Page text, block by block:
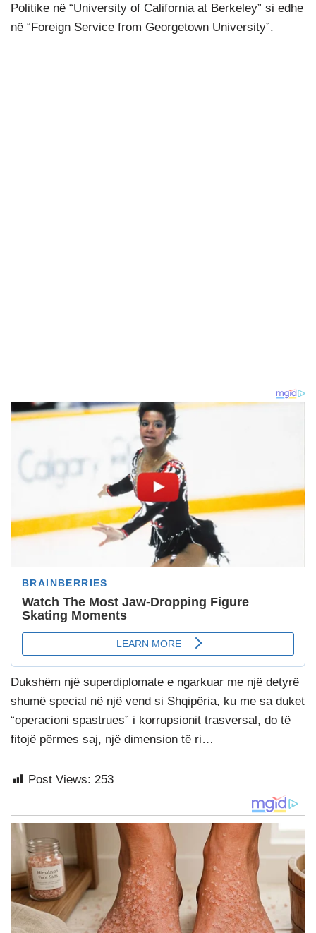
Politike në “University of California at Berkeley” si edhe
në “Foreign Service from Georgetown University”.
Dukshëm një superdiplomate e ngarkuar me një detyrë
shumë special në një vend si Shqipëria, ku me sa duket
“operacioni spastrues” i korrupsionit trasversal, do të
fitojë përmes saj, një dimension të ri…
Post Views: 253